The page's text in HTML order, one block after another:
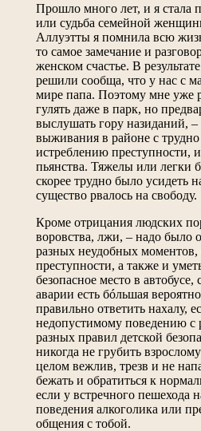
Прошло много лет, и я стала
или судьба семейной
Аллуэтты я помнила всю
то самое замечание и
женском счастье. В
решили сообща, что у нас с
мире папа. Поэтому мне уже
гулять даже в парк, но
выслушать гору назиданий, –
выживания в районе с
истреблению преступности,
пьянства. Тяжелы или легки
скорее трудно было усидеть
существо рвалось на свободу.
Кроме отрицания людских
воровства, лжи, – надо было
разных неудобных моментов,
преступности, а также и
безопасное место в
аварии есть бóльшая
правильно ответить нахалу,
недопустимому поведению с
разных правил детской
никогда не грубить
целом вежлив, трезв и не
бежать и обратиться к
если у встречного пешехода
поведения алкоголика или
общения с тобой.